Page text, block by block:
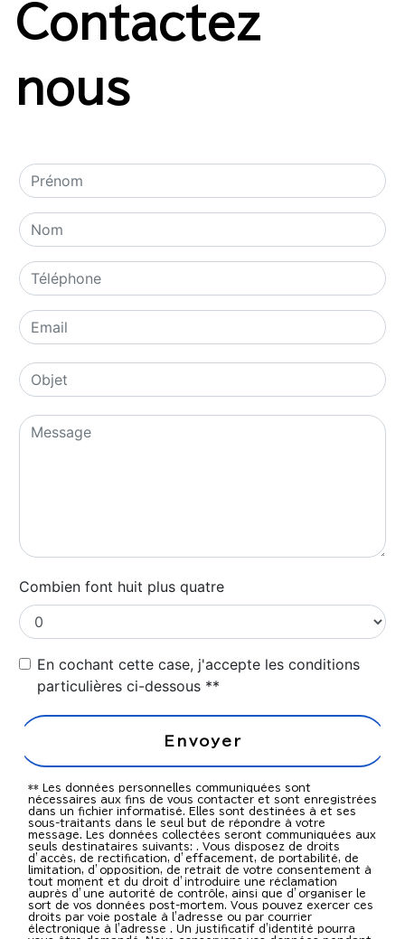
Contactez
nous
Combien font huit plus quatre
En cochant cette case, j'accepte les conditions
particulières ci-dessous **
Envoyer
** Les données personnelles communiquées sont
nécessaires aux fins de vous contacter et sont enregistrées
dans un fichier informatisé. Elles sont destinées à et ses
sous-traitants dans le seul but de répondre à votre
message. Les données collectées seront communiquées aux
seuls destinataires suivants: . Vous disposez de droits
d’accès, de rectification, d’effacement, de portabilité, de
limitation, d’opposition, de retrait de votre consentement à
tout moment et du droit d’introduire une réclamation
auprès d’une autorité de contrôle, ainsi que d’organiser le
sort de vos données post-mortem. Vous pouvez exercer ces
droits par voie postale à l'adresse ou par courrier
électronique à l'adresse . Un justificatif d'identité pourra